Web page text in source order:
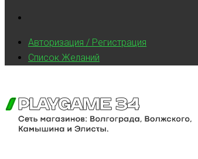
Авторизация / Регистрация
Список Желаний